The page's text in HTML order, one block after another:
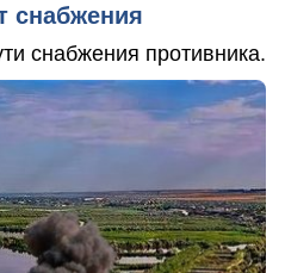
снабжения
снабжения противника.